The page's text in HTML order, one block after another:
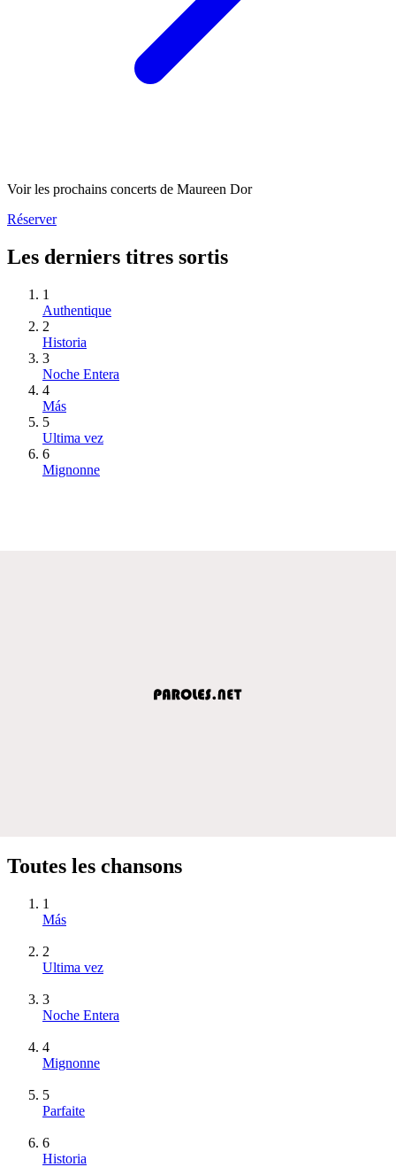
Voir les prochains concerts de Maureen Dor
Réserver
Les derniers titres sortis
1
Authentique
2
Historia
3
Noche Entera
4
Más
5
Ultima vez
6
Mignonne
Toutes les chansons
1
Más
2
Ultima vez
3
Noche Entera
4
Mignonne
5
Parfaite
6
Historia